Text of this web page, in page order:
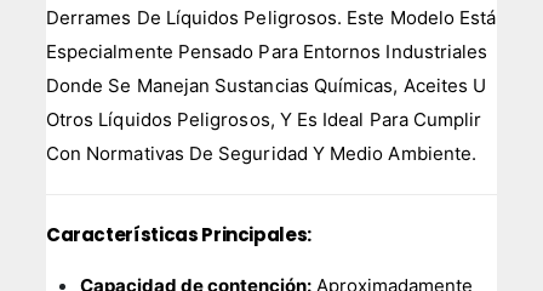
Derrames De Líquidos Peligrosos. Este Modelo Está
Especialmente Pensado Para Entornos Industriales
Donde Se Manejan Sustancias Químicas, Aceites U
Otros Líquidos Peligrosos, Y Es Ideal Para Cumplir
Con Normativas De Seguridad Y Medio Ambiente.
Características Principales:
Capacidad de contención: Aproximadamente